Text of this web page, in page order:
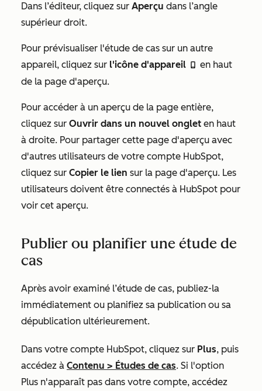
Dans l’éditeur, cliquez sur Aperçu dans l’angle
supérieur droit.
Pour prévisualiser l'étude de cas sur un autre
appareil, cliquez sur l'icône d'appareil mobile en haut
de la page d'aperçu.
Pour accéder à un aperçu de la page entière,
cliquez sur Ouvrir dans un nouvel onglet en haut
à droite. Pour partager cette page d'aperçu avec
d'autres utilisateurs de votre compte HubSpot,
cliquez sur Copier le lien sur la page d'aperçu. Les
utilisateurs doivent être connectés à HubSpot pour
voir cet aperçu.
Publier ou planifier une étude de
cas
Après avoir examiné l’étude de cas, publiez-la
immédiatement ou planifiez sa publication ou sa
dépublication ultérieurement.
Dans votre compte HubSpot, cliquez sur Plus, puis
accédez à Contenu > Études de cas. Si l'option
Plus n'apparaît pas dans votre compte, accédez